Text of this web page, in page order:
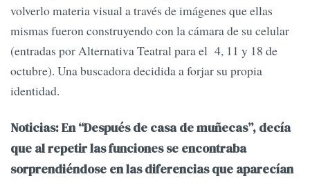
volverlo materia visual a través de imágenes que ellas
mismas fueron construyendo con la cámara de su celular
(entradas por Alternativa Teatral para el 4, 11 y 18 de
octubre). Una buscadora decidida a forjar su propia
identidad.
Noticias: En “Después de casa de muñecas”, decía
que al repetir las funciones se encontraba
sorprendiéndose en las diferencias que aparecían